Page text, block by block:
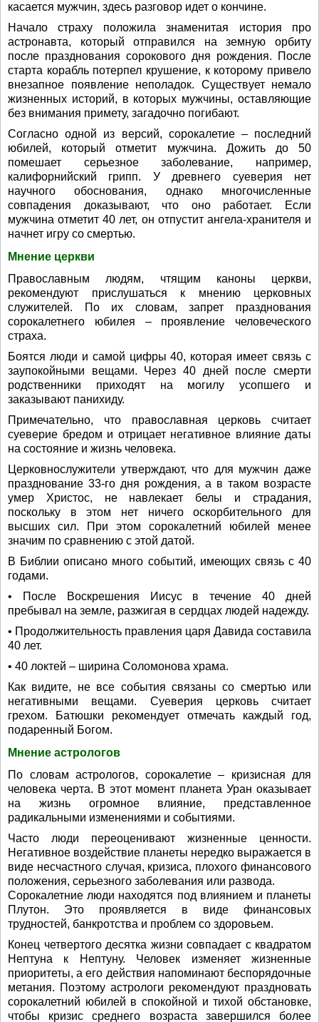
касается мужчин, здесь разговор идет о кончине.
Начало страху положила знаменитая история про
астронавта, который отправился на земную орбиту
после празднования сорокового дня рождения. После
старта корабль потерпел крушение, к которому привело
внезапное появление неполадок. Существует немало
жизненных историй, в которых мужчины, оставляющие
без внимания примету, загадочно погибают.
Согласно одной из версий, сорокалетие – последний
юбилей, который отметит мужчина. Дожить до 50
помешает серьезное заболевание, например,
калифорнийский грипп. У древнего суеверия нет
научного обоснования, однако многочисленные
совпадения доказывают, что оно работает. Если
мужчина отметит 40 лет, он отпустит ангела-хранителя и
начнет игру со смертью.
Мнение церкви
Православным людям, чтящим каноны церкви,
рекомендуют прислушаться к мнению церковных
служителей. По их словам, запрет празднования
сорокалетнего юбилея – проявление человеческого
страха.
Боятся люди и самой цифры 40, которая имеет связь с
заупокойными вещами. Через 40 дней после смерти
родственники приходят на могилу усопшего и
заказывают панихиду.
Примечательно, что православная церковь считает
суеверие бредом и отрицает негативное влияние даты
на состояние и жизнь человека.
Церковнослужители утверждают, что для мужчин даже
празднование 33-го дня рождения, а в таком возрасте
умер Христос, не навлекает белы и страдания,
поскольку в этом нет ничего оскорбительного для
высших сил. При этом сорокалетний юбилей менее
значим по сравнению с этой датой.
В Библии описано много событий, имеющих связь с 40
годами.
• После Воскрешения Иисус в течение 40 дней
пребывал на земле, разжигая в сердцах людей надежду.
• Продолжительность правления царя Давида составила
40 лет.
• 40 локтей – ширина Соломонова храма.
Как видите, не все события связаны со смертью или
негативными вещами. Суеверия церковь считает
грехом. Батюшки рекомендует отмечать каждый год,
подаренный Богом.
Мнение астрологов
По словам астрологов, сорокалетие – кризисная для
человека черта. В этот момент планета Уран оказывает
на жизнь огромное влияние, представленное
радикальными изменениями и событиями.
Часто люди переоценивают жизненные ценности.
Негативное воздействие планеты нередко выражается в
виде несчастного случая, кризиса, плохого финансового
положения, серьезного заболевания или развода.
Сорокалетние люди находятся под влиянием и планеты
Плутон. Это проявляется в виде финансовых
трудностей, банкротства и проблем со здоровьем.
Конец четвертого десятка жизни совпадает с квадратом
Нептуна к Нептуну. Человек изменяет жизненные
приоритеты, а его действия напоминают беспорядочные
метания. Поэтому астрологи рекомендуют праздновать
сорокалетний юбилей в спокойной и тихой обстановке,
чтобы кризис среднего возраста завершился более